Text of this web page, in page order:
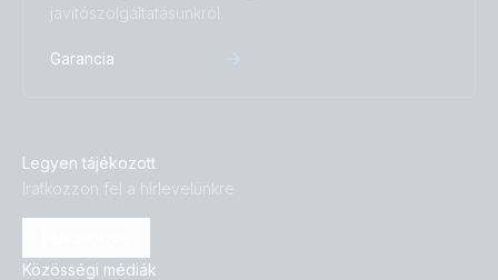
javítószolgáltatásunkról.
Garancia
Legyen tájékozott
Iratkozzon fel a hírlevelünkre
Közösségi médiák